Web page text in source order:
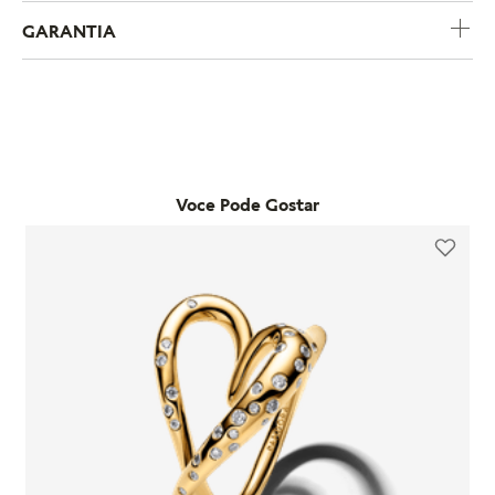
sem uso, na embalagem original e acompanhado da nota
"Última Chance" não são elegíveis para troca ou reembolso.
Se houver arrependimento da compra realizada no site, é
possível solicitar a devolução dentro de sete dias corridos
após o recebimento. O produto deve ser enviado em perfeito
estado, com a embalagem original e todos os acessórios
incluídos, como brindes promocionais.
Em caso de defeito, tanto para compras online quanto em
lojas físicas, é necessário entrar em contato com o SAC da
GARANTIA
do consumidor. Caso um problema seja identificado dentro
desse período, a Pandora realizará a substituição do produto
A garantia é exclusiva para produtos fabricados e
comercializados pela Pandora em canais oficiais. A empresa
não se responsabiliza por produtos adquiridos em lojas não
autorizadas, pois não pode garantir sua autenticidade nem os
processos de controle de qualidade adotados por terceiros.
Além disso, a garantia não cobre danos decorrentes de
acidentes, mau uso, abuso ou uso de acessórios de outras
Voce Pode Gostar